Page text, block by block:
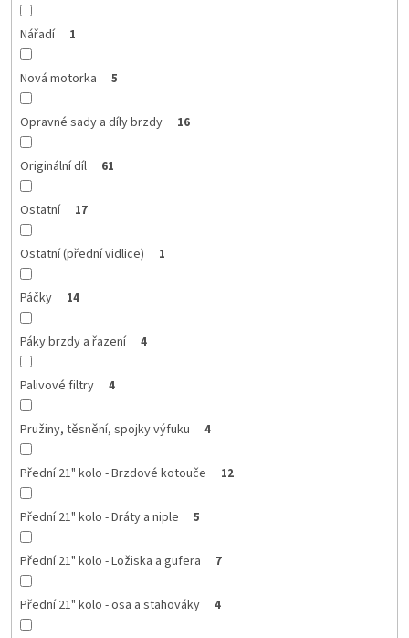
Nářadí 1
Nová motorka 5
Opravné sady a díly brzdy 16
Originální díl 61
Ostatní 17
Ostatní (přední vidlice) 1
Páčky 14
Páky brzdy a řazení 4
Palivové filtry 4
Pružiny, těsnění, spojky výfuku 4
Přední 21" kolo - Brzdové kotouče 12
Přední 21" kolo - Dráty a niple 5
Přední 21" kolo - Ložiska a gufera 7
Přední 21" kolo - osa a stahováky 4